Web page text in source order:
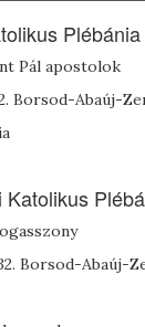
Plébánia
Pál apostolok
Borsod-Abaúj-
Borsod-Abaúj-